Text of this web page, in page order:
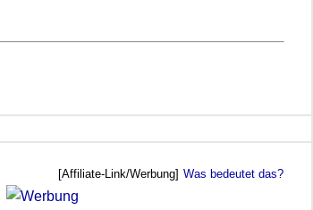
[Affiliate-Link/Werbung] Was bedeutet das?